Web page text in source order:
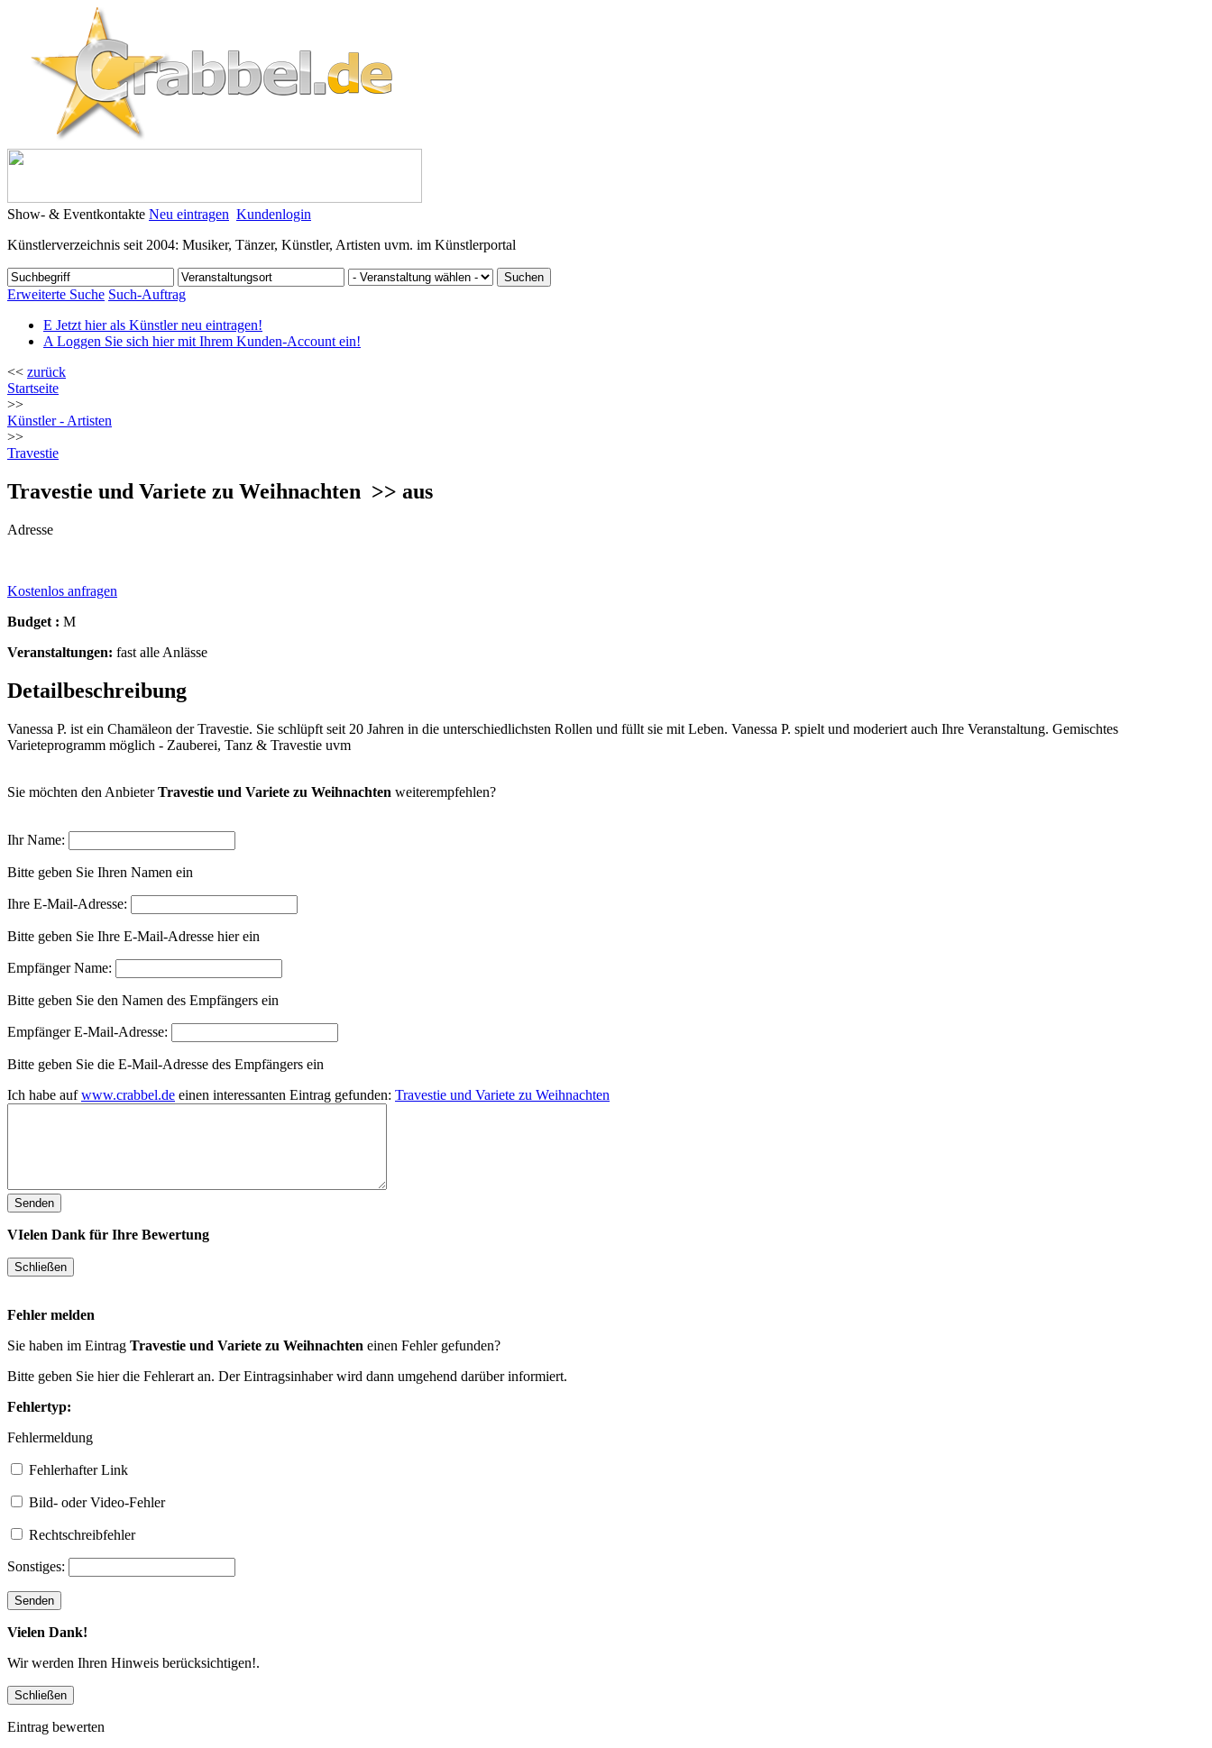
Show- & Eventkontakte Neu eintragen Kundenlogin
Künstlerverzeichnis seit 2004: Musiker, Tänzer, Künstler, Artisten uvm. im Künstlerportal
Erweiterte Suche Such-Auftrag
E Jetzt hier als Künstler neu eintragen!
A Loggen Sie sich hier mit Ihrem Kunden-Account ein!
<< zurück
Startseite
>>
Künstler - Artisten
>>
Travestie
Travestie und Variete zu Weihnachten >> aus
Adresse
Kostenlos anfragen
Budget : M
Veranstaltungen: fast alle Anlässe
Detailbeschreibung
Vanessa P. ist ein Chamäleon der Travestie. Sie schlüpft seit 20 Jahren in die unterschiedlichsten Rollen und füllt sie mit Leben. Vanessa P. spielt und moderiert auch Ihre Veranstaltung. Gemischtes
Varieteprogramm möglich - Zauberei, Tanz & Travestie uvm
Sie möchten den AnbieterTravestie und Variete zu Weihnachten weiterempfehlen?
Ihr Name:
Bitte geben Sie Ihren Namen ein
Ihre E-Mail-Adresse:
Bitte geben Sie Ihre E-Mail-Adresse hier ein
Empfänger Name:
Bitte geben Sie den Namen des Empfängers ein
Empfänger E-Mail-Adresse:
Bitte geben Sie die E-Mail-Adresse des Empfängers ein
Ich habe aufwww.crabbel.de einen interessanten Eintrag gefunden: Travestie und Variete zu Weihnachten
VIelen Dank für Ihre Bewertung
Fehler melden
Sie haben im Eintrag Travestie und Variete zu Weihnachten einen Fehler gefunden?
Bitte geben Sie hier die Fehlerart an. Der Eintragsinhaber wird dann umgehend darüber informiert.
Fehlertyp:
Fehlermeldung
Fehlerhafter Link
Bild- oder Video-Fehler
Rechtschreibfehler
Sonstiges:
Vielen Dank!
Wir werden Ihren Hinweis berücksichtigen!.
Eintrag bewerten